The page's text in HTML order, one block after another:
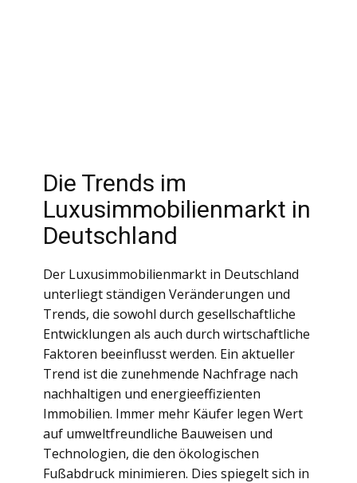
Die Trends im
Luxusimmobilienmarkt in
Deutschland
Der Luxusimmobilienmarkt in Deutschland
unterliegt ständigen Veränderungen und
Trends, die sowohl durch gesellschaftliche
Entwicklungen als auch durch wirtschaftliche
Faktoren beeinflusst werden. Ein aktueller
Trend ist die zunehmende Nachfrage nach
nachhaltigen und energieeffizienten
Immobilien. Immer mehr Käufer legen Wert
auf umweltfreundliche Bauweisen und
Technologien, die den ökologischen
Fußabdruck minimieren. Dies spiegelt sich in